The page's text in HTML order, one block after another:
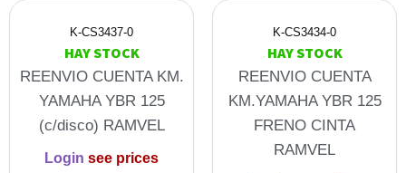
K-CS3437-0
HAY STOCK
REENVIO CUENTA KM.
YAMAHA YBR 125
(c/disco) RAMVEL
Login see prices
K-CS3434-0
HAY STOCK
REENVIO CUENTA
KM.YAMAHA YBR 125
FRENO CINTA
RAMVEL